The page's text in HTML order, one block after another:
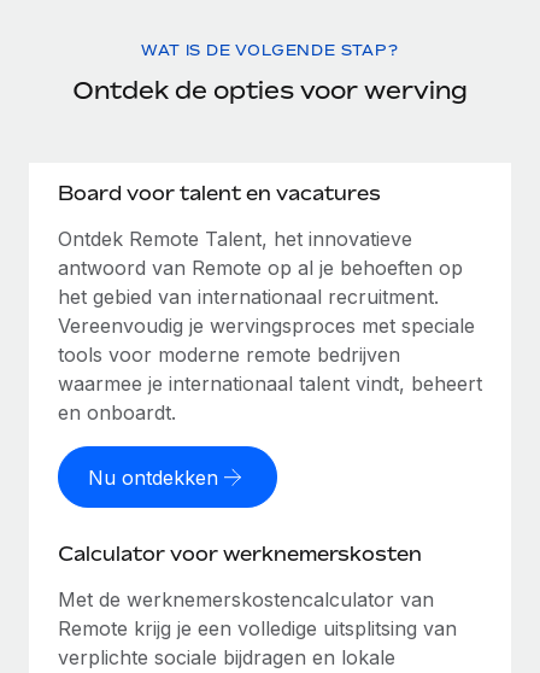
WAT IS DE VOLGENDE STAP?
Ontdek de opties voor werving
Board voor talent en vacatures
Ontdek Remote Talent, het innovatieve
antwoord van Remote op al je behoeften op
het gebied van internationaal recruitment.
Vereenvoudig je wervingsproces met speciale
tools voor moderne remote bedrijven
waarmee je internationaal talent vindt, beheert
en onboardt.
Nu ontdekken
Calculator voor werknemerskosten
Met de werknemerskostencalculator van
Remote krijg je een volledige uitsplitsing van
verplichte sociale bijdragen en lokale